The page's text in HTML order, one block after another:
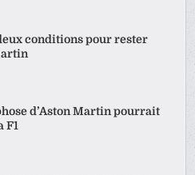
conditions pour rester
d’Aston Martin pourrait
F1